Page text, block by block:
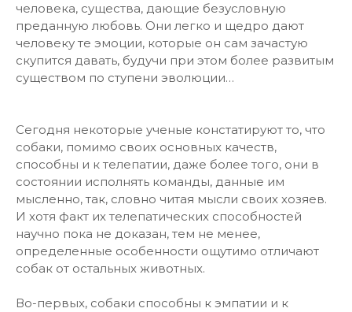
человека, существа, дающие безусловную
преданную любовь. Они легко и щедро дают
человеку те эмоции, которые он сам зачастую
скупится давать, будучи при этом более развитым
существом по ступени эволюции…
Сегодня некоторые ученые констатируют то, что
собаки, помимо своих основных качеств,
способны и к телепатии, даже более того, они в
состоянии исполнять команды, данные им
мысленно, так, словно читая мысли своих хозяев.
И хотя факт их телепатических способностей
научно пока не доказан, тем не менее,
определенные особенности ощутимо отличают
собак от остальных животных.
Во-первых, собаки способны к эмпатии и к